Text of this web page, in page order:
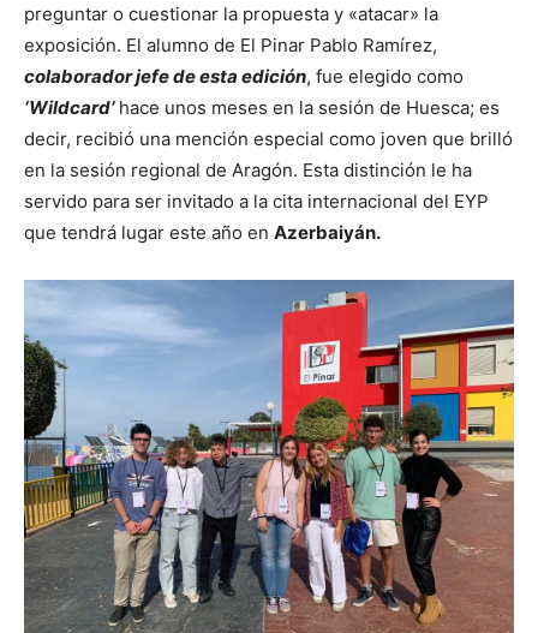
preguntar o cuestionar la propuesta y «atacar» la
exposición. El alumno de El Pinar Pablo Ramírez,
colaborador jefe de esta edición, fue elegido como
‘Wildcard’hace unos meses en la sesión de Huesca; es
decir, recibió una mención especial como joven que brilló
en la sesión regional de Aragón. Esta distinción le ha
servido para ser invitado a la cita internacional del EYP
que tendrá lugar este año en Azerbaiyán.